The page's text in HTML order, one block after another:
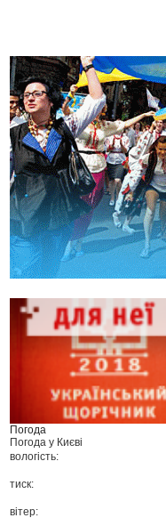
Погода
Погода у Києві
вологість:
тиск:
вітер: